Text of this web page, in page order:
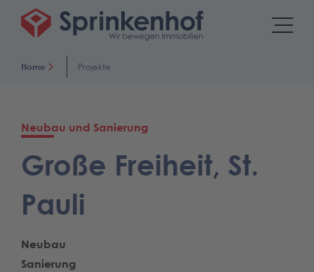
Home Projekte
Neubau und Sanierung
Große Freiheit, St.
Pauli
Neubau
Sanierung